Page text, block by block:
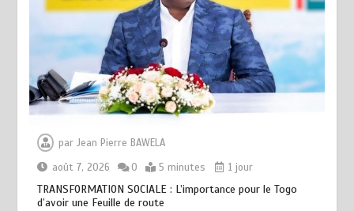
parJean Pierre BAWELA
août 7, 2026
0 5 minutes 1 jour
TRANSFORMATION SOCIALE : L’importance pour le Togo
d’avoir une Feuille de route